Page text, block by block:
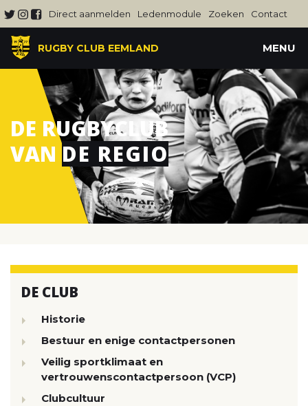
Direct aanmelden Ledenmodule Zoeken Contact
RUGBY CLUB EEMLAND MENU
DE RUGBYCLUB
VAN DE REGIO
DE CLUB
Historie
Bestuur en enige contactpersonen
Veilig sportklimaat en
vertrouwenscontactpersoon (VCP)
Clubcultuur